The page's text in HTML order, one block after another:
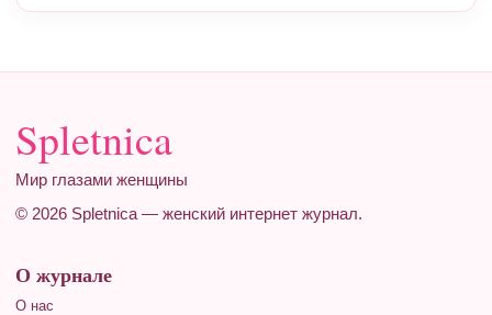
Spletnica
Мир глазами женщины
© 2026 Spletnica — женский интернет журнал.
О журнале
О нас